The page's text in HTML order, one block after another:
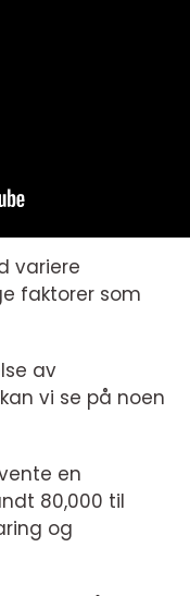
variere
faktorer som
av
vi se på noen
en
80,000 til
og